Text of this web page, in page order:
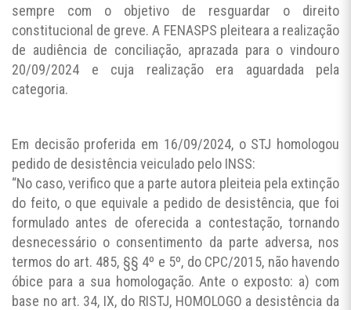
sempre com o objetivo de resguardar o direito
constitucional de greve. A FENASPS pleiteara a realização
de audiência de conciliação, aprazada para o vindouro
20/09/2024 e cuja realização era aguardada pela
categoria.
Em decisão proferida em 16/09/2024, o STJ homologou
pedido de desistência veiculado pelo INSS:
“No caso, verifico que a parte autora pleiteia pela extinção
do feito, o que equivale a pedido de desistência, que foi
formulado antes de oferecida a contestação, tornando
desnecessário o consentimento da parte adversa, nos
termos do art. 485, §§ 4º e 5º, do CPC/2015, não havendo
óbice para a sua homologação. Ante o exposto: a) com
base no art. 34, IX, do RISTJ, HOMOLOGO a desistência da